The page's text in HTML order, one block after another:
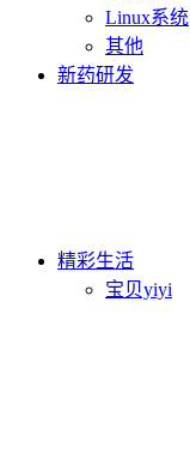
Linux系统
其他
新药研发
精彩生活
宝贝yiyi